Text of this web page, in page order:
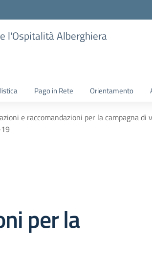
l'Ospitalità Alberghiera
Pago in Rete Orientamento
e raccomandazioni per la campagna
per la